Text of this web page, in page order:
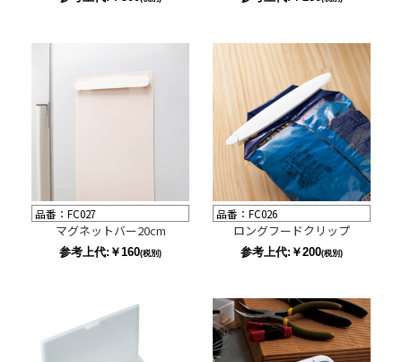
品番：FC027
マグネットバー20cm
参考上代:￥160(税別)
品番：FC026
ロングフードクリップ
参考上代:￥200(税別)